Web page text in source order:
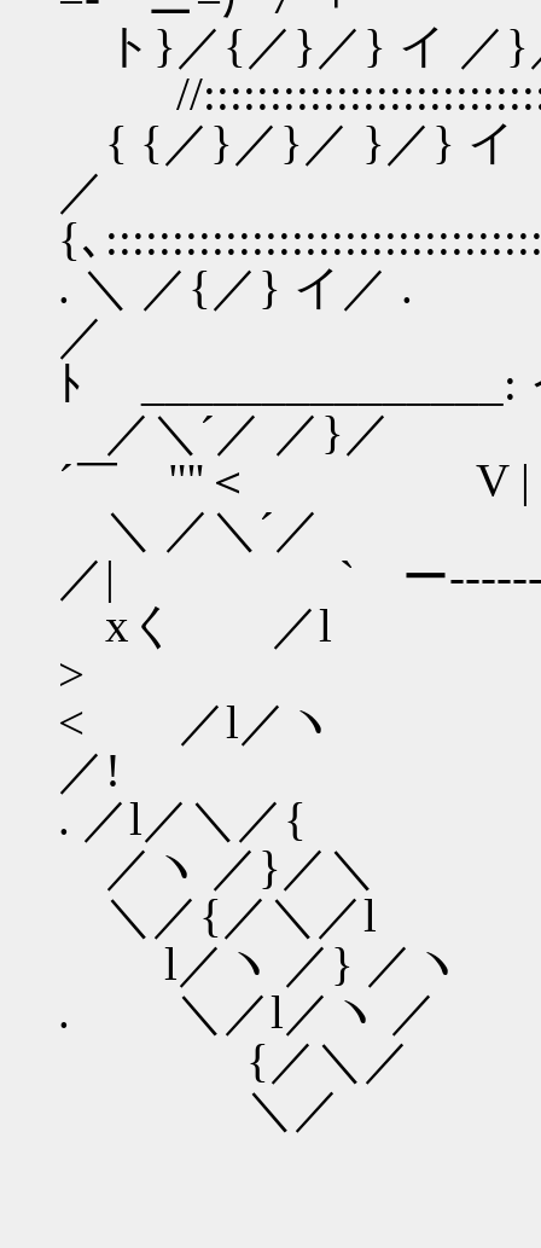
ト}／{／}／}
//
{ {／}／}／ }／} イ
{､
. ＼ ／{／} イ／ .
／
ﾄ
／＼´／
´￣ "''＜ V | | | |
＼ ／
／| ` ー------
xく ／l
>
< ／l／
／!
. ／l／＼
／ヽ ／}
＼／{／＼／l
l／ヽ ／} ／ヽ
. ＼／l／ヽ ／
{／＼／
＼／